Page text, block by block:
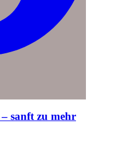
sanft zu mehr